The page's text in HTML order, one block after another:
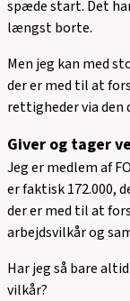
spæde start. Det
længst borte.
Men jeg kan med
der er med til at
rettigheder via den
Giver og tager
Jeg er medlem af
er faktisk 172.000,
der er med til at
arbejdsvilkår og
Har jeg så bare
vilkår?